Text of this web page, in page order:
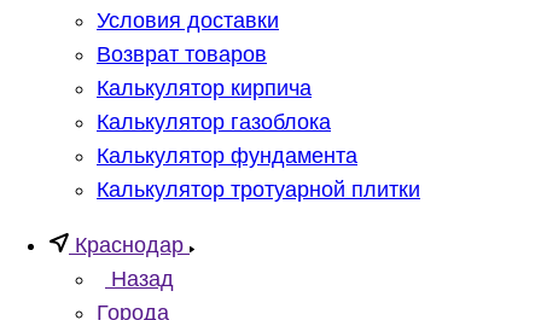
Условия доставки
Возврат товаров
Калькулятор кирпича
Калькулятор газоблока
Калькулятор фундамента
Калькулятор тротуарной плитки
Краснодар
Назад
Города